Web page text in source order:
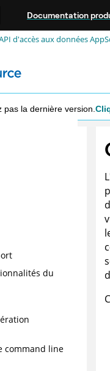
Documentation
d'accès aux données
pas la dernière version.
du
command line